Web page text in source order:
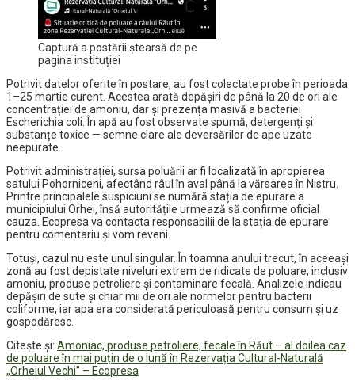
Captură a postării ștearsă de pe
pagina instituției
Potrivit datelor oferite în postare, au fost colectate probe în perioada
1–25 martie curent. Acestea arată depășiri de până la 20 de ori ale
concentrației de amoniu, dar și prezența masivă a bacteriei
Escherichia coli. În apă au fost observate spumă, detergenți și
substanțe toxice — semne clare ale deversărilor de ape uzate
neepurate.
Potrivit administrației, sursa poluării ar fi localizată în apropierea
satului Pohorniceni, afectând râul în aval până la vărsarea în Nistru.
Printre principalele suspiciuni se numără stația de epurare a
municipiului Orhei, însă autoritățile urmează să confirme oficial
cauza. Ecopresa va contacta responsabilii de la stația de epurare
pentru comentariu și vom reveni.
Totuși, cazul nu este unul singular. În toamna anului trecut, în aceeași
zonă au fost depistate niveluri extrem de ridicate de poluare, inclusiv
amoniu, produse petroliere și contaminare fecală. Analizele indicau
depășiri de sute și chiar mii de ori ale normelor pentru bacterii
coliforme, iar apa era considerată periculoasă pentru consum și uz
gospodăresc.
Citește și: Amoniac, produse petroliere, fecale în Răut – al doilea caz
de poluare în mai puțin de o lună în Rezervația Cultural-Naturală
„Orheiul Vechi” – Ecopresa